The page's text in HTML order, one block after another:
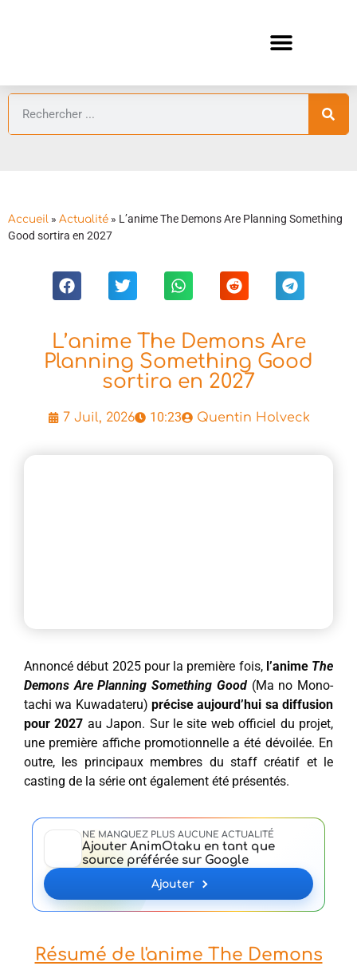
Accueil » Actualité » L’anime The Demons Are Planning Something
Good sortira en 2027
L’anime The Demons Are
Planning Something Good
sortira en 2027
7 Juil, 2026 10:23 Quentin Holveck
Annoncé début 2025 pour la première fois, l’anime The
Demons Are Planning Something Good(Ma no Mono-
tachi wa Kuwadateru) précise aujourd’hui sa diffusion
pour 2027 au Japon. Sur le site web officiel du projet,
une première affiche promotionnelle a été dévoilée. En
outre, les principaux membres du staff créatif et le
casting de la série ont également été présentés.
NE MANQUEZ PLUS AUCUNE ACTUALITÉ
Ajouter AnimOtaku en tant que
source préférée sur Google
Ajouter
Résumé de l'anime The Demons